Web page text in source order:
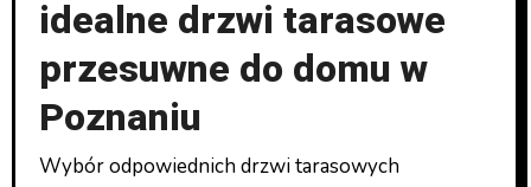
idealne drzwi tarasowe
przesuwne do domu w
Poznaniu
Wybór odpowiednich drzwi tarasowych